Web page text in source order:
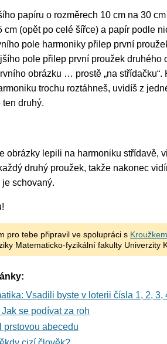
papíru o rozměrech 10 cm na 30
cm (opět po celé šířce) a papír podle
pole harmoniky přilep první
pole přilep první proužek druhého
obrázku … prostě „na střídačku“.
trochu roztáhneš, uvidíš z
druhý.
obrázky lepili na harmoniku střídavě,
druhý proužek, takže nakonec
schovaný.
pro tebe připravil ve spolupráci s
Matematicko-fyzikální fakulty Univerzity
Vsadili byste v loterii čísla 1, 2, 3,
se podívat za roh
prstovou abecedu